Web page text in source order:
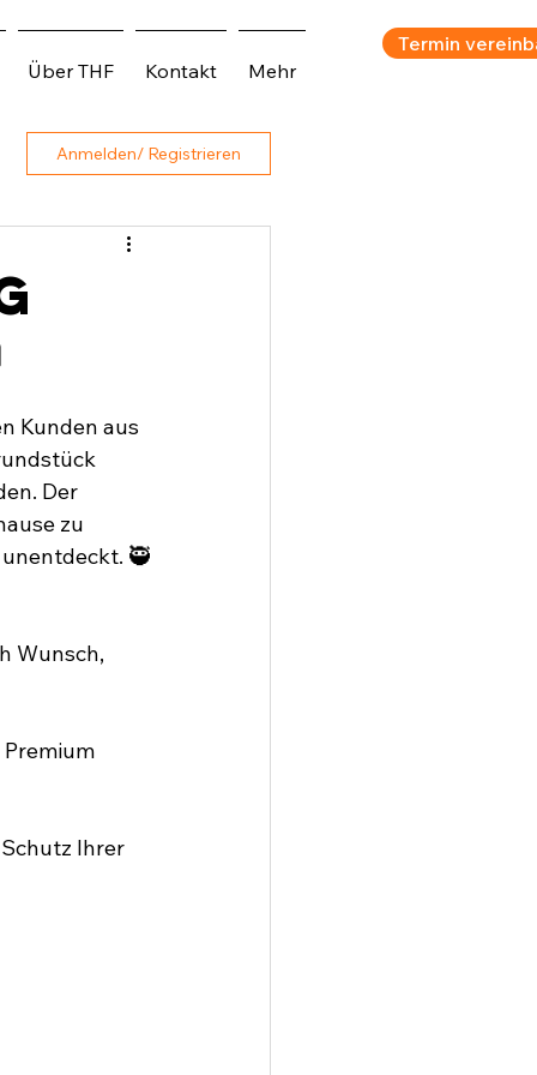
Über THF Kontakt Mehr
Termin
Anmelden/ Registrieren
Kunden aus
Der
zu
🥷
Wunsch,
Ihrer